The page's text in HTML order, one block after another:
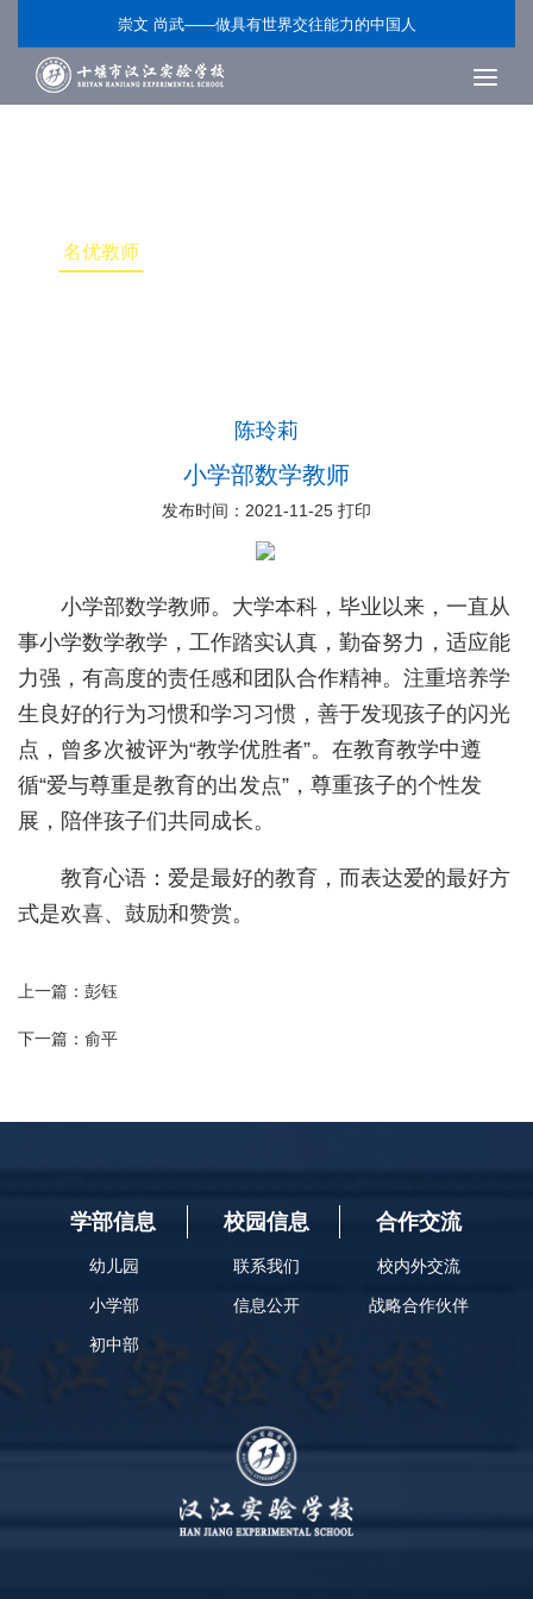
崇文 尚武——做具有世界交往能力的中国人
名优教师
陈玲莉
小学部数学教师
发布时间：2021-11-25 打印
小学部数学教师。大学本科，毕业以来，一直从
事小学数学教学，工作踏实认真，勤奋努力，适应能
力强，有高度的责任感和团队合作精神。注重培养学
生良好的行为习惯和学习习惯，善于发现孩子的闪光
点，曾多次被评为“教学优胜者”。在教育教学中遵
循“爱与尊重是教育的出发点”，尊重孩子的个性发
展，陪伴孩子们共同成长。
教育心语：爱是最好的教育，而表达爱的最好方
式是欢喜、鼓励和赞赏。
上一篇： ​彭钰
下一篇： ​俞平
学部信息
幼儿园
小学部
初中部
校园信息
联系我们
信息公开
合作交流
校内外交流
战略合作伙伴